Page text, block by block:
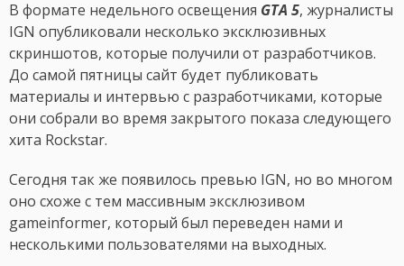
В формате недельного освещения GTA 5, журналисты
IGN опубликовали несколько эксклюзивных
скриншотов, которые получили от разработчиков.
До самой пятницы сайт будет публиковать
материалы и интервью с разработчиками, которые
они собрали во время закрытого показа следующего
хита Rockstar.
Сегодня так же появилось превью IGN, но во многом
оно схоже с тем массивным эксклюзивом
gameinformer, который был переведен нами и
несколькими пользователями на выходных.